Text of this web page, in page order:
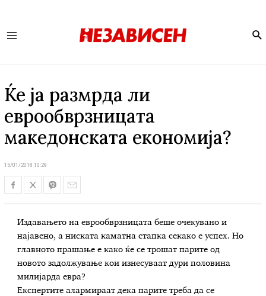
Ќе ја размрда ли
еврообврзницата
македонската економија?
15/01/2018 10:29
Издавањето на еврообврзницата беше очекувано и
најавено, а ниската каматна стапка секако е успех. Но
главното прашање е како ќе се трошат парите од
новото задолжување кои изнесуваат дури половина
милијарда евра?
Експертите алармираат дека парите треба да се